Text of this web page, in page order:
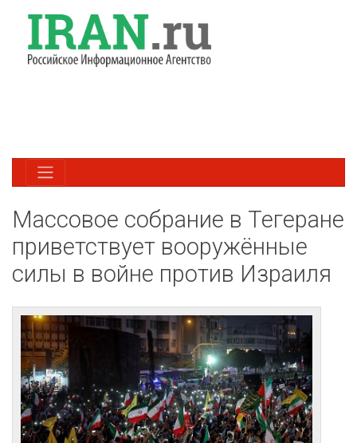
Массовое собрание в Тегеране
приветствует вооружённые
силы в войне против Израиля